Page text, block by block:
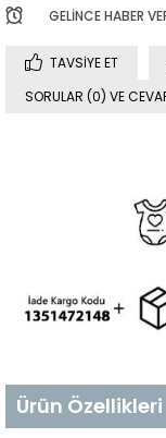
GELINCE HABER
TAVSIYE ET
SORULAR (0) VE
Ürün Özellikleri